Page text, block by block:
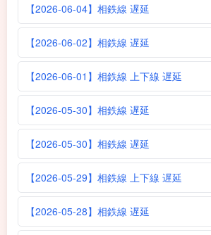
【2026-06-04】相鉄線 遅延
【2026-06-02】相鉄線 遅延
【2026-06-01】相鉄線 上下線 遅延
【2026-05-30】相鉄線 遅延
【2026-05-30】相鉄線 遅延
【2026-05-29】相鉄線 上下線 遅延
【2026-05-28】相鉄線 遅延